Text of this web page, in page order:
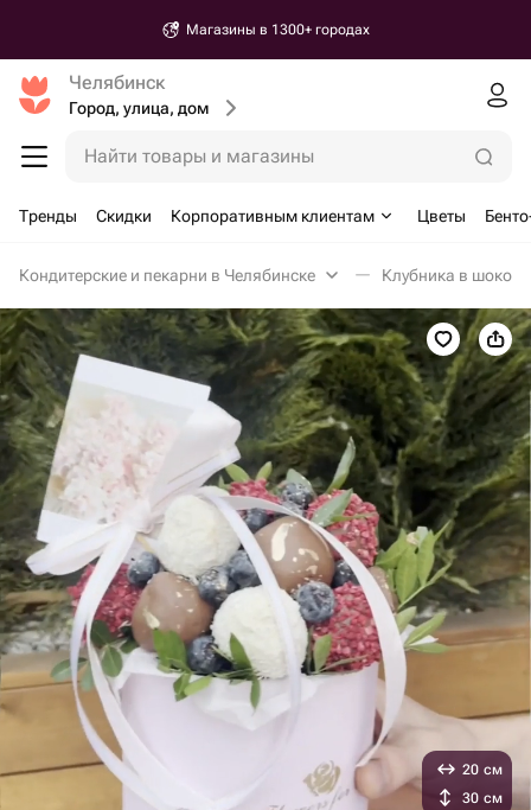
Магазины в 1300+ городах
Челябинск
Город, улица, дом
Найти товары и магазины
Тренды Скидки Корпоративным клиентам Цветы
Кондитерские и пекарни в Челябинске Клубника в
20 см
30 см